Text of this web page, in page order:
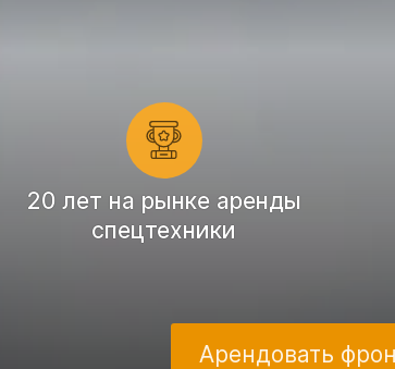
20 лет на рынке аренды
спецтехники
Арендовать